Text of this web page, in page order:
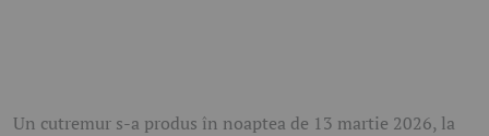
Un cutremur s-a produs în noaptea de 13 martie 2026, la